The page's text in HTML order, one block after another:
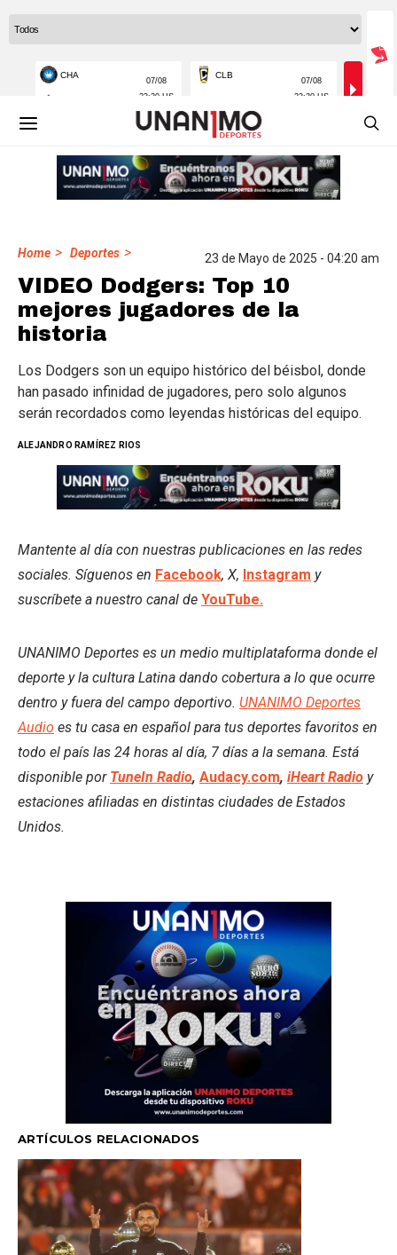
Home > Deportes > 23 de Mayo de 2025 - 04:20 am
VIDEO Dodgers: Top 10
mejores jugadores de la
historia
Los Dodgers son un equipo histórico del béisbol, donde
han pasado infinidad de jugadores, pero solo algunos
serán recordados como leyendas históricas del equipo.
ALEJANDRO RAMÍREZ RIOS
Mantente al día con nuestras publicaciones en las redes
sociales. Síguenos en Facebook, X, Instagram y
suscríbete a nuestro canal de YouTube.
UNANIMO Deportes es un medio multiplataforma donde el
deporte y la cultura Latina dando cobertura a lo que ocurre
dentro y fuera del campo deportivo. UNANIMO Deportes
Audio es tu casa en español para tus deportes favoritos en
todo el país las 24 horas al día, 7 días a la semana. Está
disponible por TuneIn Radio, Audacy.com, iHeart Radio y
estaciones afiliadas en distintas ciudades de Estados
Unidos.
ARTÍCULOS RELACIONADOS